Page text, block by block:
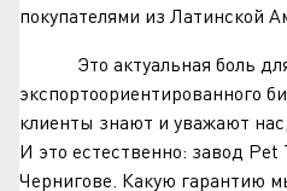
покупателями из Латинской
Это актуальная боль
экспортоориентированного
клиенты знают и уважают
И это естественно: завод
Чернигове. Какую гарантию